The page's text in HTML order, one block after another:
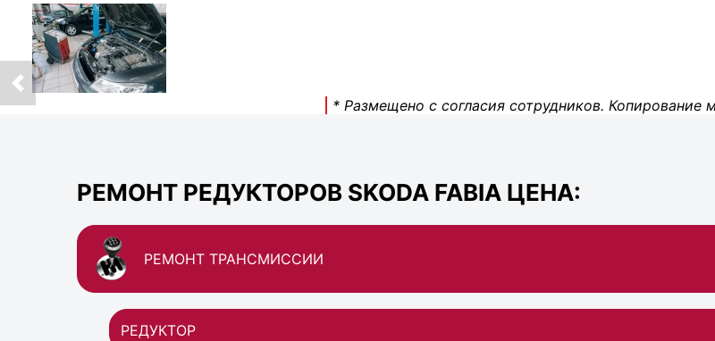
* Размещено с согласия сотрудников. Копирование
РЕМОНТ РЕДУКТОРОВ SKODA FABIA ЦЕНА:
РЕМОНТ ТРАНСМИССИИ
РЕДУКТОР